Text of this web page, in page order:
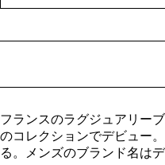
フランスのラグジュアリー
のコレクションでデビュー
る。メンズのブランド名は